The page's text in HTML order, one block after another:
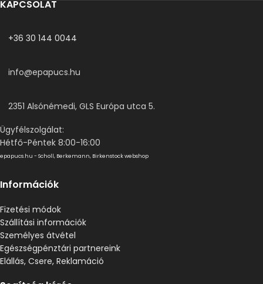
KAPCSOLAT
+36 30 144 0044
info@epapucs.hu
2351 Alsónémedi, GLS Európa utca 5.
Ügyfélszolgálat:
Hétfő-Péntek 8:00-16:00
epapucs.hu - Scholl, Berkemann, Birkenstock webshop
Információk
Fizetési módok
Szállítási információk
Személyes átvétel
Egészségpénztári partnereink
Elállás, Csere, Reklamáció